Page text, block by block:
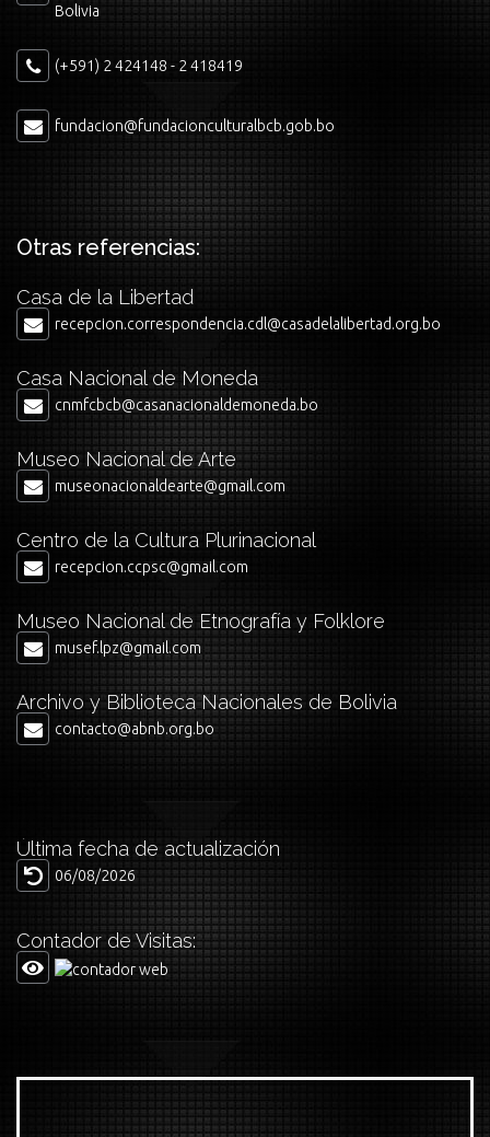
Bolivia
(+591) 2 424148 - 2 418419
fundacion@fundacionculturalbcb.gob.bo
Otras referencias:
Casa de la Libertad
recepcion.correspondencia.cdl@casadelalibertad.org.bo
Casa Nacional de Moneda
cnmfcbcb@casanacionaldemoneda.bo
Museo Nacional de Arte
museonacionaldearte@gmail.com
Centro de la Cultura Plurinacional
recepcion.ccpsc@gmail.com
Museo Nacional de Etnografía y Folklore
musef.lpz@gmail.com
Archivo y Biblioteca Nacionales de Bolivia
contacto@abnb.org.bo
Última fecha de actualización
06/08/2026
Contador de Visitas: